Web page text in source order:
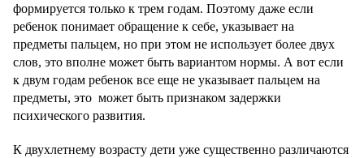
формируется только к трем годам. Поэтому даже если
ребенок понимает обращение к себе, указывает на
предметы пальцем, но при этом не использует более двух
слов, это вполне может быть вариантом нормы. А вот если
к двум годам ребенок все еще не указывает пальцем на
предметы, это может быть признаком задержки
психического развития.
К двухлетнему возрасту дети уже существенно различаются